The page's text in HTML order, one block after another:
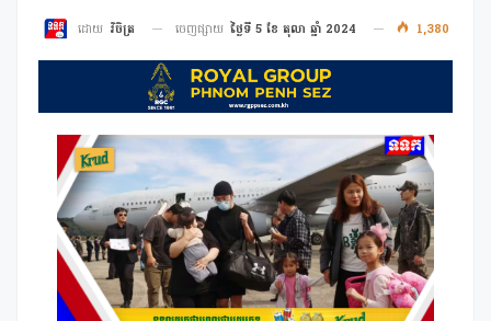
ដោយ វិចិត្រ ចេញផ្សាយ ថ្ងៃទី 5 ខែ តុលា ឆ្នាំ 2024 1,380